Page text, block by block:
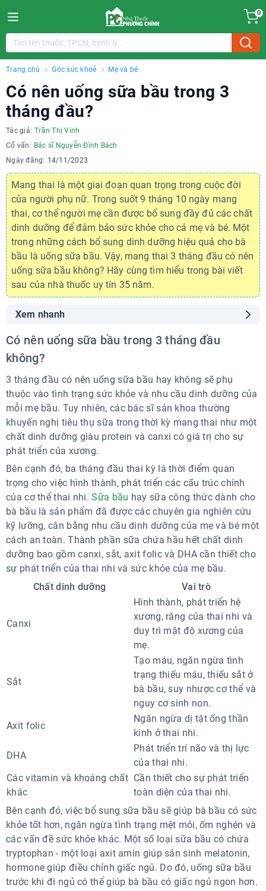
0
Trang chủ Góc sức khoẻ Mẹ và bé
Có nên uống sữa bầu trong 3
tháng đầu?
Tác giả: Trần Thị Vinh
Cố vấn: Bác sĩ Nguyễn Đình Bách
Ngày đăng: 14/11/2023
Mang thai là một giai đoạn quan trọng trong cuộc đời
của người phụ nữ. Trong suốt 9 tháng 10 ngày mang
thai, cơ thể người mẹ cần được bổ sung đầy đủ các chất
dinh dưỡng để đảm bảo sức khỏe cho cả mẹ và bé. Một
trong những cách bổ sung dinh dưỡng hiệu quả cho bà
bầu là uống sữa bầu. Vậy, mang thai 3 tháng đầu có nên
uống sữa bầu không? Hãy cùng tìm hiểu trong bài viết
sau của nhà thuốc uy tín 35 năm.
Xem nhanh
Một số lưu ý khi sử dụng sữa bầu trong 3 tháng đầu
Không nên uống quá nhiều sữa bầu
Uống sữa bầu vào thời điểm thích hợp
Nên kết hợp với chế độ ăn uống lành mạnh
Tư vấn bác sĩ trước khi uống sữa bầu
Kết luận
Có nên uống sữa bầu trong 3 tháng đầu
không?
3 tháng đầu có nên uống sữa bầu hay không sẽ phụ
thuộc vào tình trạng sức khỏe và nhu cầu dinh dưỡng của
mỗi mẹ bầu. Tuy nhiên, các bác sĩ sản khoa thường
khuyến nghị tiêu thụ sữa trong thời kỳ mang thai như một
chất dinh dưỡng giàu protein và canxi có giá trị cho sự
phát triển của xương.
Bên cạnh đó, ba tháng đầu thai kỳ là thời điểm quan
trọng cho việc hình thành, phát triển các cấu trúc chính
của cơ thể thai nhi.Sữa bầu hay sữa công thức dành cho
bà bầu là sản phẩm đã được các chuyên gia nghiên cứu
kỹ lưỡng, cân bằng nhu cầu dinh dưỡng của mẹ và bé một
cách an toàn. Thành phần sữa chứa hầu hết chất dinh
dưỡng bao gồm canxi, sắt, axit folic và DHA cần thiết cho
sự phát triển của thai nhi và sức khỏe của mẹ bầu.
Chất dinh dưỡng
Vai trò
Canxi
Hình thành, phát triển hệ
xương, răng của thai nhi và
duy trì mật độ xương của
mẹ.
Sắt
Tạo máu, ngăn ngừa tình
trạng thiếu máu, thiếu sắt ở
bà bầu, suy nhược cơ thể và
nguy cơ sinh non.
Axit folic
Ngăn ngừa dị tật ống thần
kinh ở thai nhi.
DHA
Phát triển trí não và thị lực
của thai nhi.
Các vitamin và khoáng chất
khác
Cần thiết cho sự phát triển
toàn diện của thai nhi.
Bên cạnh đó, việc bổ sung sữa bầu sẽ giúp bà bầu có sức
khỏe tốt hơn, ngăn ngừa tình trạng mệt mỏi, ốm nghén và
các vấn đề sức khỏe khác. Một số loại sữa bầu có chứa
tryptophan - một loại axit amin giúp sản sinh melatonin,
hormone giúp điều chỉnh giấc ngủ. Do đó, uống sữa bầu
trước khi đi ngủ có thể giúp bà bầu có giấc ngủ ngon hơn.